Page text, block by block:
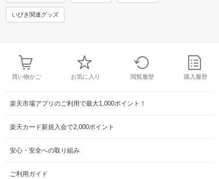
いびき関連グッズ
買い物かご お気に入り 閲覧履歴 購入履歴
楽天市場アプリのご利用で最大1,000ポイント！
楽天カード新規入会で2,000ポイント
安心・安全への取り組み
ご利用ガイド